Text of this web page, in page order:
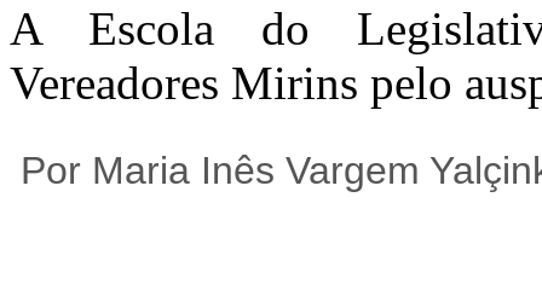
A Escola do
Vereadores Mirins pelo
Por Maria Inês Vargem